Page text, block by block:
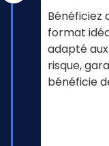
Bénéficiez
format
adapté
risque,
bénéficie